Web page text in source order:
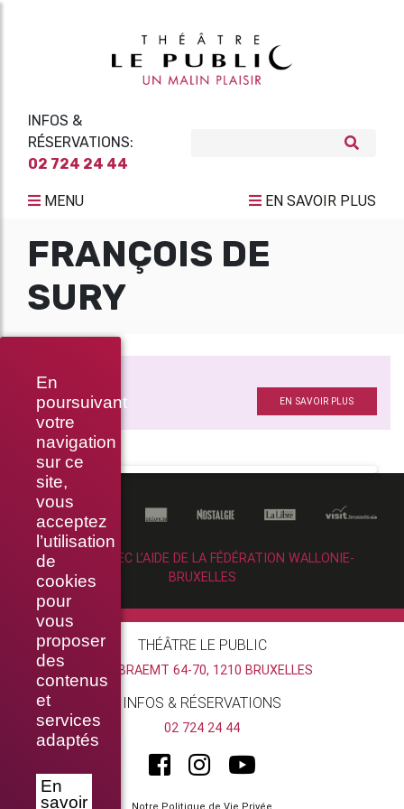
En
poursuivant
votre
navigation
sur ce
site,
vous
acceptez
l’utilisation
de
cookies
pour
vous
proposer
des
contenus
et
services
adaptés
En
savoir
INFOS &
RÉSERVATIONS:
02 724 24 44
MENU EN SAVOIR PLUS
FRANÇOIS DE
SURY
CLOSER
Projections EN SAVOIR PLUS
RÉALISÉ AVEC L’AIDE DE LA FÉDÉRATION WALLONIE-
BRUXELLES
THÉÂTRE LE PUBLIC
RUE BRAEMT 64-70, 1210 BRUXELLES
INFOS & RÉSERVATIONS
02 724 24 44
Notre Politique de Vie Privée